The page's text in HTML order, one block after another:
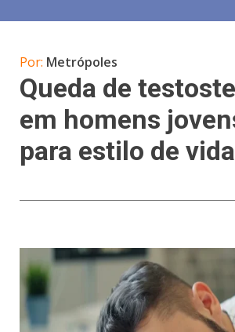
Por: Metrópoles
Queda de
em homens
para estilo de vida